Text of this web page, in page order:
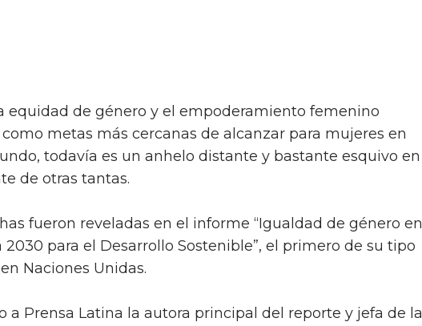
equidad de género y el empoderamiento femenino
metas más cercanas de alcanzar para mujeres en
todavía es un anhelo distante y bastante esquivo en
de otras tantas.
fueron reveladas en el informe “Igualdad de género en
2030 para el Desarrollo Sostenible”, el primero de su tipo
Naciones Unidas.
a Prensa Latina la autora principal del reporte y jefa de la